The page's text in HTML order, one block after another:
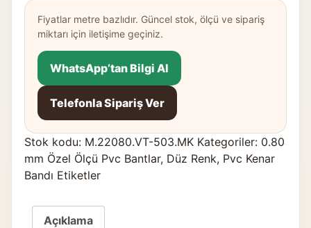
Fiyatlar metre bazlıdır. Güncel stok, ölçü ve sipariş
miktarı için iletişime geçiniz.
WhatsApp’tan Bilgi Al
Telefonla Sipariş Ver
Stok kodu: M.22080.VT-503.MK Kategoriler: 0.80
mm Özel Ölçü Pvc Bantlar, Düz Renk, Pvc Kenar
Bandı Etiketler
Açıklama